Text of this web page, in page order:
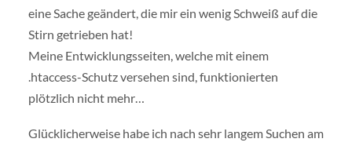
eine Sache geändert, die mir ein wenig Schweiß auf die
Stirn getrieben hat!
Meine Entwicklungsseiten, welche mit einem
.htaccess-Schutz versehen sind, funktionierten
plötzlich nicht mehr…
Glücklicherweise habe ich nach sehr langem Suchen am